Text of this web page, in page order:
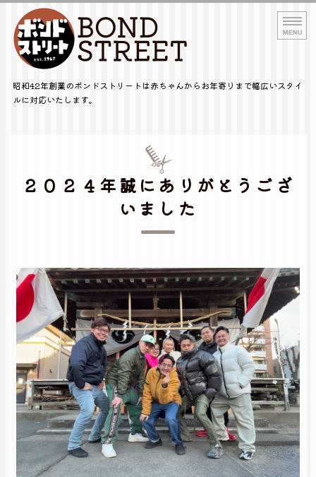
浜松市中区の家族で通
昭和42年創業のボンドストリートは赤ちゃんからお年寄りまで幅広いスタイ
ルに対応いたします。
メニュー・料金
２０２４年誠にありがとうござ
いました